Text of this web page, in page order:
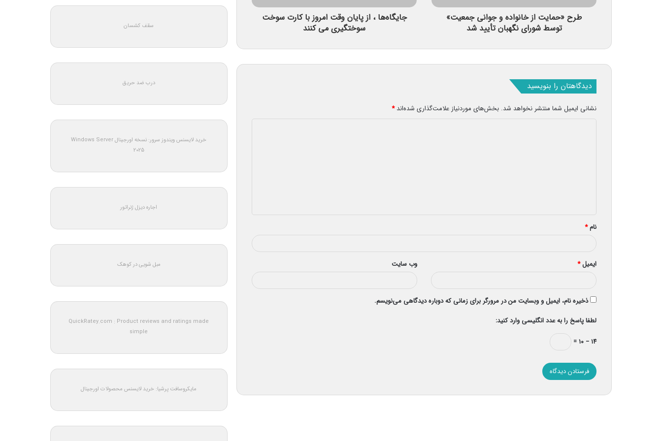
طرح «حمایت از خانواده و جوانی جمعیت»
توسط شورای نگهبان تأیید شد
جایگاه‌ها ، از پایان وقت امروز با کارت سوخت
سوختگیری می کنند
دیدگاهتان را بنویسید
نشانی ایمیل شما منتشر نخواهد شد. بخش‌های موردنیاز علامت‌گذاری شده‌اند*
*
نام*
ایمیل* وب‌ سایت
ذخیره نام، ایمیل و وبسایت من در مرورگر برای زمانی که دوباره دیدگاهی می‌نویسم.
لطفا پاسخ را به عدد انگلیسی وارد کنید:
۱۴ − ۱۰ =
سقف کشسان
درب ضد حریق
خرید لایسنس ویندوز سرور: نسخه اورجینال Windows Server
2025
اجاره دیزل ژنراتور
مبل شویی در کوهک
QuickRatey.com : Product reviews and ratings made
simple
مایکروسافت پرشیا: خرید لایسنس محصولات اورجینال